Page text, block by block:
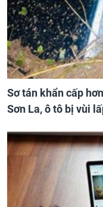
Sơ tán khẩn cấp
Sơn La, ô tô bị vùi